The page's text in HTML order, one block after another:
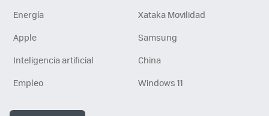
Energía
Xataka Movilidad
Apple
Samsung
Inteligencia artificial
China
Empleo
Windows 11